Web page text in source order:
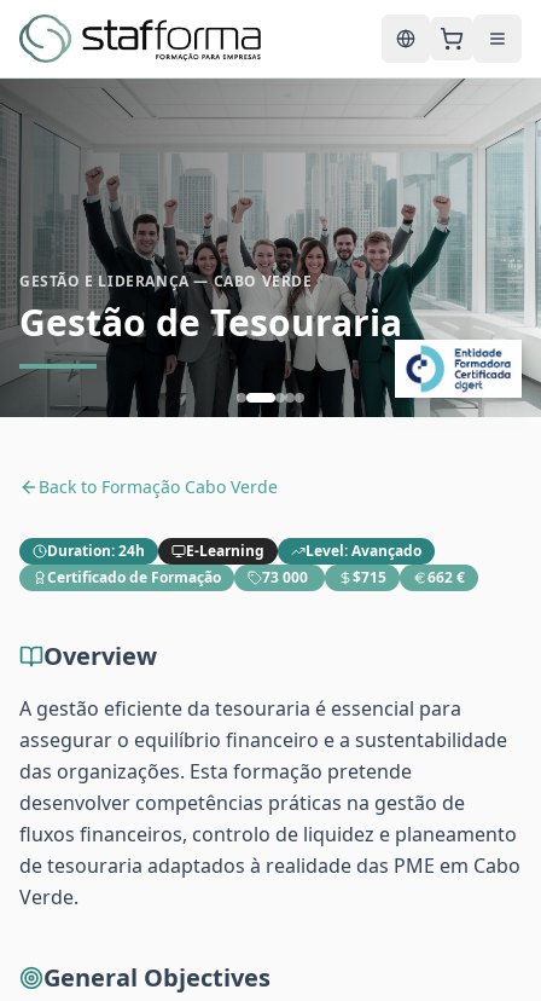
English
GESTÃO E LIDERANÇA — CABO VERDE
Gestão de Tesouraria
Back to Formação Cabo Verde
Duration:24h E-Learning Level:Avançado
Certificado de Formação
73 000 ​ $715 662 €
Overview
A gestão eficiente da tesouraria é essencial para
assegurar o equilíbrio financeiro e a sustentabilidade
das organizações. Esta formação pretende
desenvolver competências práticas na gestão de
fluxos financeiros, controlo de liquidez e planeamento
de tesouraria adaptados à realidade das PME em Cabo
Verde.
General Objectives